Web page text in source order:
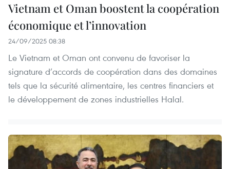
Vietnam et Oman boostent la coopération
économique et l’innovation
24/09/2025 08:38
Le Vietnam et Oman ont convenu de favoriser la
signature d’accords de coopération dans des domaines
tels que la sécurité alimentaire, les centres financiers et
le développement de zones industrielles Halal.